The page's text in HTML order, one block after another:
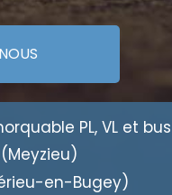
NOUS
PL, VL et bus
(Meyzieu)
en-Bugey)